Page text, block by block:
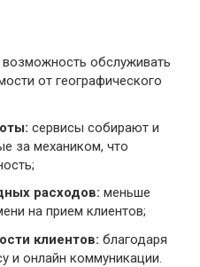
возможность обслуживать
от географического
сервисы собирают и
за механиком, что
расходов: меньше
на прием клиентов;
клиентов: благодаря
и онлайн коммуникации.